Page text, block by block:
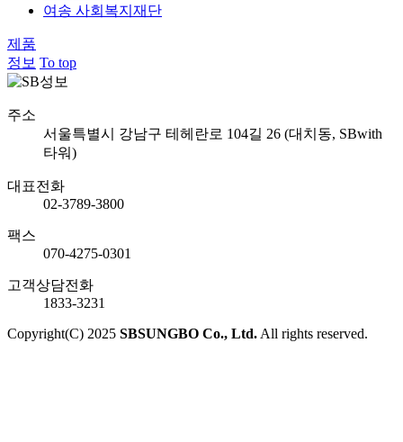
여송 사회복지재단
제품
정보 To top
주소
서울특별시 강남구 테헤란로 104길 26 (대치동, SBwith
타워)
대표전화
02-3789-3800
팩스
070-4275-0301
고객상담전화
1833-3231
Copyright(C) 2025 SBSUNGBO Co., Ltd. All rights reserved.